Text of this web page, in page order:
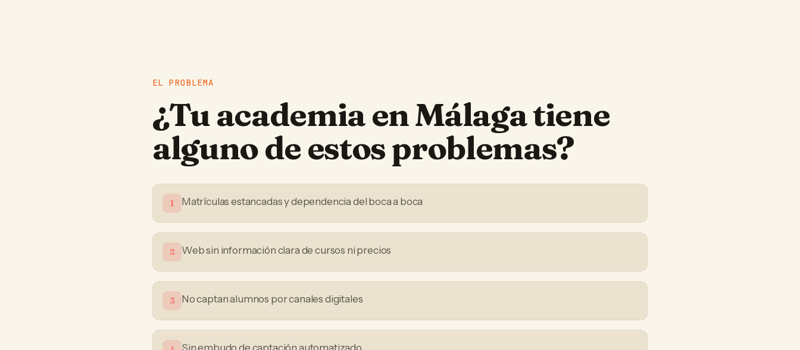
EL PROBLEMA
¿TuacademiaenMálagatiene
alguno de estos problemas?
1 Matrículas estancadas y dependencia del boca a boca
2 Web sin información clara de cursos ni precios
3 No captan alumnos por canales digitales
Sin embudo de captación automatizado